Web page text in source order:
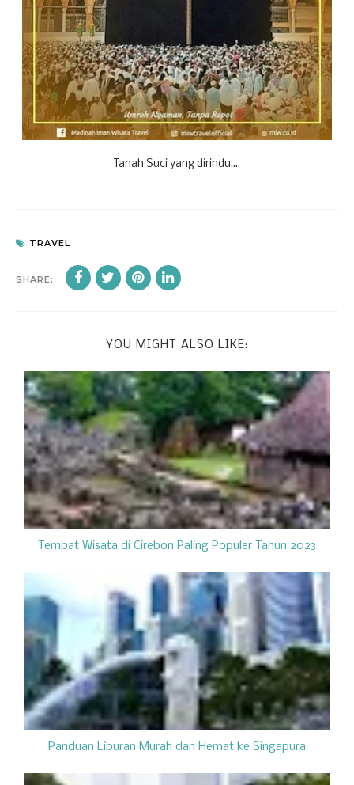
Tanah Suci yang dirindu....
TRAVEL
SHARE:
YOU MIGHT ALSO LIKE:
Tempat Wisata di Cirebon Paling Populer Tahun 2023
Panduan Liburan Murah dan Hemat ke Singapura